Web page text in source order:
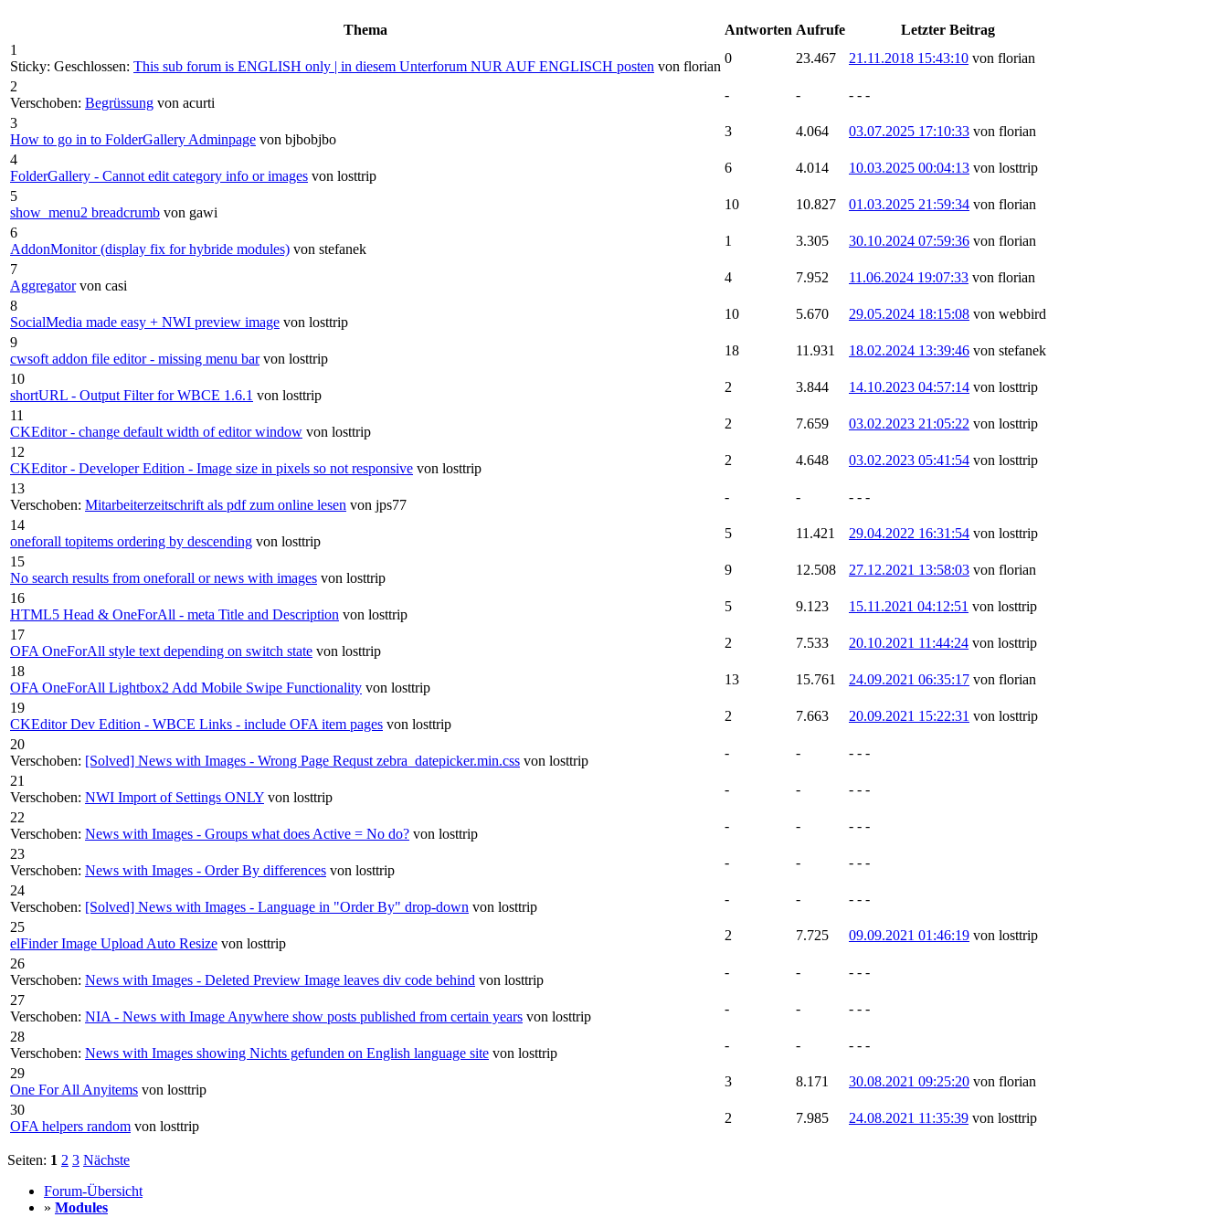
Thema Antworten Aufrufe
Letzter Beitrag
1
Sticky: Geschlossen: This sub forum is ENGLISH only | in diesem Unterforum NUR AUF ENGLISCH posten von florian
0 23.467 21.11.2018 15:43:10 von florian
2
Verschoben: Begrüssung von acurti
- -
- - -
3
How to go in to FolderGallery Adminpage von bjbobjbo
3 4.064 03.07.2025 17:10:33 von florian
4
FolderGallery - Cannot edit category info or images von losttrip
6 4.014 10.03.2025 00:04:13 von losttrip
5
show_menu2 breadcrumb von gawi
10 10.827 01.03.2025 21:59:34 von florian
6
AddonMonitor (display fix for hybride modules) von stefanek
1 3.305 30.10.2024 07:59:36 von florian
7
Aggregator von casi
4 7.952 11.06.2024 19:07:33 von florian
8
SocialMedia made easy + NWI preview image von losttrip
10 5.670 29.05.2024 18:15:08 von webbird
9
cwsoft addon file editor - missing menu bar von losttrip
18 11.931 18.02.2024 13:39:46 von stefanek
10
shortURL - Output Filter for WBCE 1.6.1 von losttrip
2 3.844 14.10.2023 04:57:14 von losttrip
11
CKEditor - change default width of editor window von losttrip
2 7.659 03.02.2023 21:05:22 von losttrip
12
CKEditor - Developer Edition - Image size in pixels so not responsive von losttrip
2 4.648 03.02.2023 05:41:54 von losttrip
13
Verschoben: Mitarbeiterzeitschrift als pdf zum online lesen von jps77
- -
- - -
14
oneforall topitems ordering by descending von losttrip
5 11.421 29.04.2022 16:31:54 von losttrip
15
No search results from oneforall or news with images von losttrip
9 12.508 27.12.2021 13:58:03 von florian
16
HTML5 Head & OneForAll - meta Title and Description von losttrip
5 9.123 15.11.2021 04:12:51 von losttrip
17
OFA OneForAll style text depending on switch state von losttrip
2 7.533 20.10.2021 11:44:24 von losttrip
18
OFA OneForAll Lightbox2 Add Mobile Swipe Functionality von losttrip
13 15.761 24.09.2021 06:35:17 von florian
19
CKEditor Dev Edition - WBCE Links - include OFA item pages von losttrip
2 7.663 20.09.2021 15:22:31 von losttrip
20
Verschoben: [Solved] News with Images - Wrong Page Requst zebra_datepicker.min.css von losttrip
- -
- - -
21
Verschoben: NWI Import of Settings ONLY von losttrip
- -
- - -
22
Verschoben: News with Images - Groups what does Active = No do? von losttrip
- -
- - -
23
Verschoben: News with Images - Order By differences von losttrip
- -
- - -
24
Verschoben: [Solved] News with Images - Language in "Order By" drop-down von losttrip
- -
- - -
25
elFinder Image Upload Auto Resize von losttrip
2 7.725 09.09.2021 01:46:19 von losttrip
26
Verschoben: News with Images - Deleted Preview Image leaves div code behind von losttrip
- -
- - -
27
Verschoben: NIA - News with Image Anywhere show posts published from certain years von losttrip
- -
- - -
28
Verschoben: News with Images showing Nichts gefunden on English language site von losttrip
- -
- - -
29
One For All Anyitems von losttrip
3 8.171 30.08.2021 09:25:20 von florian
30
OFA helpers random von losttrip
2 7.985 24.08.2021 11:35:39 von losttrip
Seiten: 1 2 3 Nächste
Forum-Übersicht
» Modules